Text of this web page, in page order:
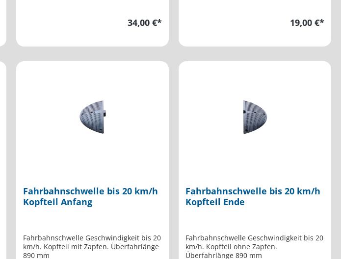
34,00 €* 19,00 €*
Fahrbahnschwelle bis 20 km/h
Kopfteil Anfang
Fahrbahnschwelle Geschwindigkeit bis 20
km/h. Kopfteil mit Zapfen. Überfahrlänge
890 mm
Fahrbahnschwelle bis 20 km/h
Kopfteil Ende
Fahrbahnschwelle Geschwindigkeit bis 20
km/h. Kopfteil ohne Zapfen.
Überfahrlänge 890 mm